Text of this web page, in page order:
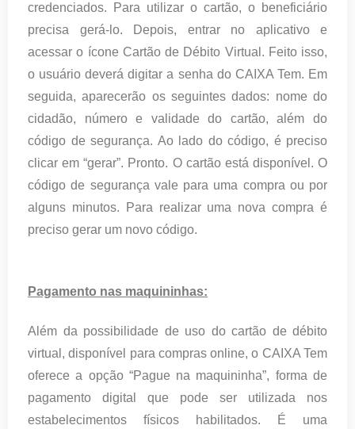
credenciados. Para utilizar o cartão, o beneficiário
precisa gerá-lo. Depois, entrar no aplicativo e
acessar o ícone Cartão de Débito Virtual. Feito isso,
o usuário deverá digitar a senha do CAIXA Tem. Em
seguida, aparecerão os seguintes dados: nome do
cidadão, número e validade do cartão, além do
código de segurança. Ao lado do código, é preciso
clicar em “gerar”. Pronto. O cartão está disponível. O
código de segurança vale para uma compra ou por
alguns minutos. Para realizar uma nova compra é
preciso gerar um novo código.
Pagamento nas maquininhas:
Além da possibilidade de uso do cartão de débito
virtual, disponível para compras online, o CAIXA Tem
oferece a opção “Pague na maquininha”, forma de
pagamento digital que pode ser utilizada nos
estabelecimentos físicos habilitados. É uma